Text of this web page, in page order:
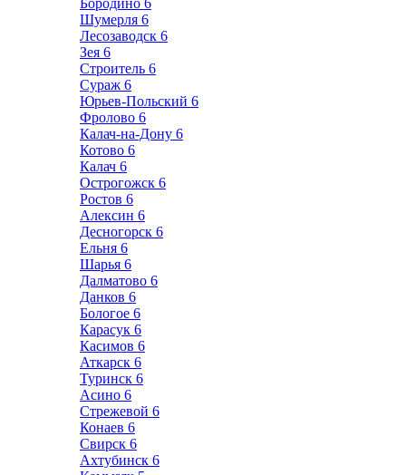
Бородино 6
Шумерля 6
Лесозаводск 6
Зея 6
Строитель 6
Сураж 6
Юрьев-Польский 6
Фролово 6
Калач-на-Дону 6
Котово 6
Калач 6
Острогожск 6
Ростов 6
Алексин 6
Десногорск 6
Ельня 6
Шарья 6
Далматово 6
Данков 6
Бологое 6
Карасук 6
Касимов 6
Аткарск 6
Туринск 6
Асино 6
Стрежевой 6
Конаев 6
Свирск 6
Ахтубинск 6